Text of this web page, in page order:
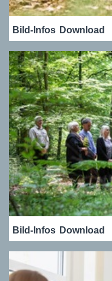
Bild-Infos Download
Bild-Infos Download